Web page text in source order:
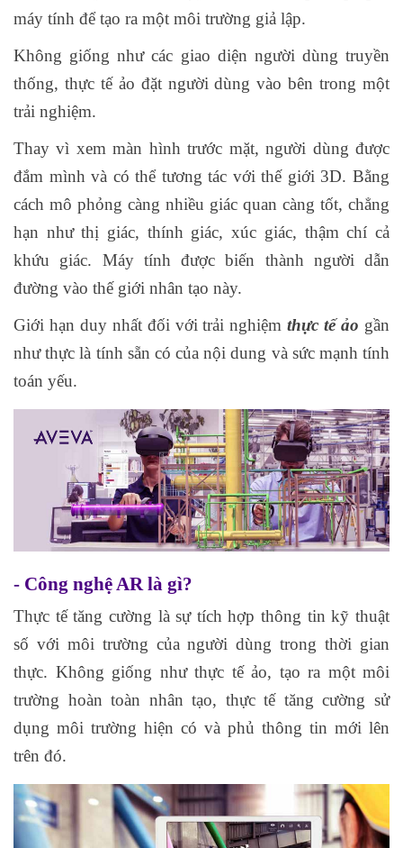
máy tính để tạo ra một môi trường giả lập.
Không giống như các giao diện người dùng truyền
thống, thực tế ảo đặt người dùng vào bên trong một
trải nghiệm.
Thay vì xem màn hình trước mặt, người dùng được
đắm mình và có thể tương tác với thế giới 3D. Bằng
cách mô phỏng càng nhiều giác quan càng tốt, chẳng
hạn như thị giác, thính giác, xúc giác, thậm chí cả
khứu giác. Máy tính được biến thành người dẫn
đường vào thế giới nhân tạo này.
Giới hạn duy nhất đối với trải nghiệm thực tế ảo gần
như thực là tính sẵn có của nội dung và sức mạnh tính
toán yếu.
- Công nghệ AR là gì?
Thực tế tăng cường là sự tích hợp thông tin kỹ thuật
số với môi trường của người dùng trong thời gian
thực. Không giống như thực tế ảo, tạo ra một môi
trường hoàn toàn nhân tạo, thực tế tăng cường sử
dụng môi trường hiện có và phủ thông tin mới lên
trên đó.